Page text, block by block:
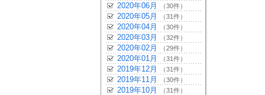
2020年06月 （30件）
2020年05月 （31件）
2020年04月 （30件）
2020年03月 （32件）
2020年02月 （29件）
2020年01月 （31件）
2019年12月 （31件）
2019年11月 （30件）
2019年10月 （31件）